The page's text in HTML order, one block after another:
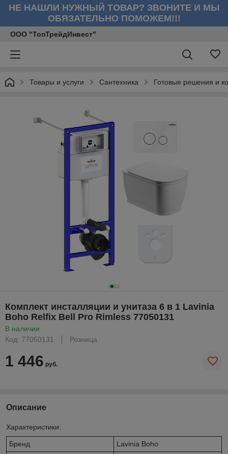
НЕ НАШЛИ НУЖНЫЙ ТОВАР? ЗВОНИТЕ И МЫ
ОБЯЗАТЕЛЬНО ПОМОЖЕМ!!!
ООО "ТопТрейдИнвест"
Товары и услуги Сантехника Готовые решения и
Комплект инсталляции и унитаза 6 в 1 Lavinia
Boho Relfix Bell Pro Rimless 77050131
В наличии
Код: 77050131
Розница
1 446 руб.
Описание
Характеристики:
Бренд
Lavinia Boho